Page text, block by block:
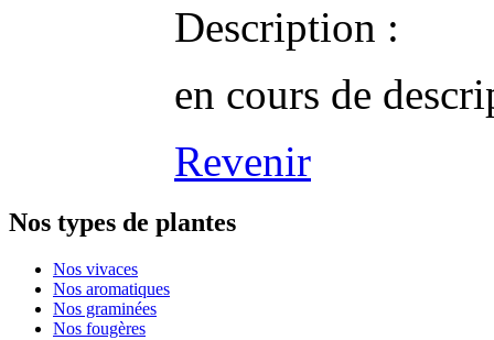
Description :
en cours de
Revenir
Nos types de plantes
Nos vivaces
Nos aromatiques
Nos graminées
Nos fougères